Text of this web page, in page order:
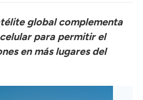
global complementa
para permitir el
en más lugares del